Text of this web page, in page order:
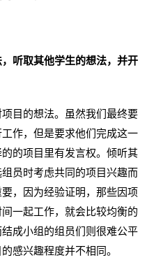
听取其他学生的想法，并开
目的想法。虽然我们最终要
作，但是要求他们完成这一
的项目里有发言权。倾听其
员时考虑共同的项目兴趣而
，因为经验证明，那些因项
一起工作，就会比较均衡的
成小组的组员们则很难公平
感兴趣程度并不相同。